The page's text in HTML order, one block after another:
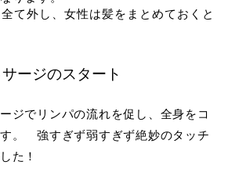
て外し、女性は髪をまとめておくと
ージのスタート
ジでリンパの流れを促し、全身をコ
。 強すぎず弱すぎず絶妙のタッチ
た！